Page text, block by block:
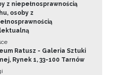
z niepełnosprawnością
osoby z
Ratusz - Galeria Sztuki
Rynek 1, 33-100 Tarnów